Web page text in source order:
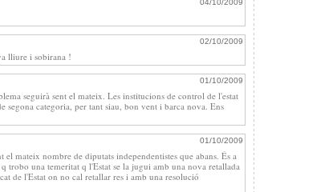
04/10/2009
02/10/2009
lliure i sobirana !
01/10/2009
seguirà sent el mateix. Les institucions de control de l'estat
segona categoria, per tant siau, bon vent i barca nova. Ens
01/10/2009
mateix nombre de diputats independentistes que abans. És a
trobo una temeritat q l'Estat se la jugui amb una nova retallada
de l'Estat on no cal retallar res i amb una resolució